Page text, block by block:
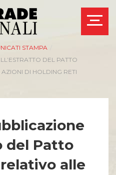
STAMPA
DEL PATTO
DI HOLDING RETI
del Patto
alle